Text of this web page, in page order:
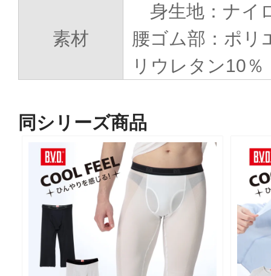
素材
身生地：ナイ
腰ゴム部：ポリ
リウレタン10％
同シリーズ商品